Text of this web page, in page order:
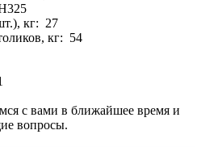
кг: 27
кг: 54
с вами в ближайшее время и
вопросы.